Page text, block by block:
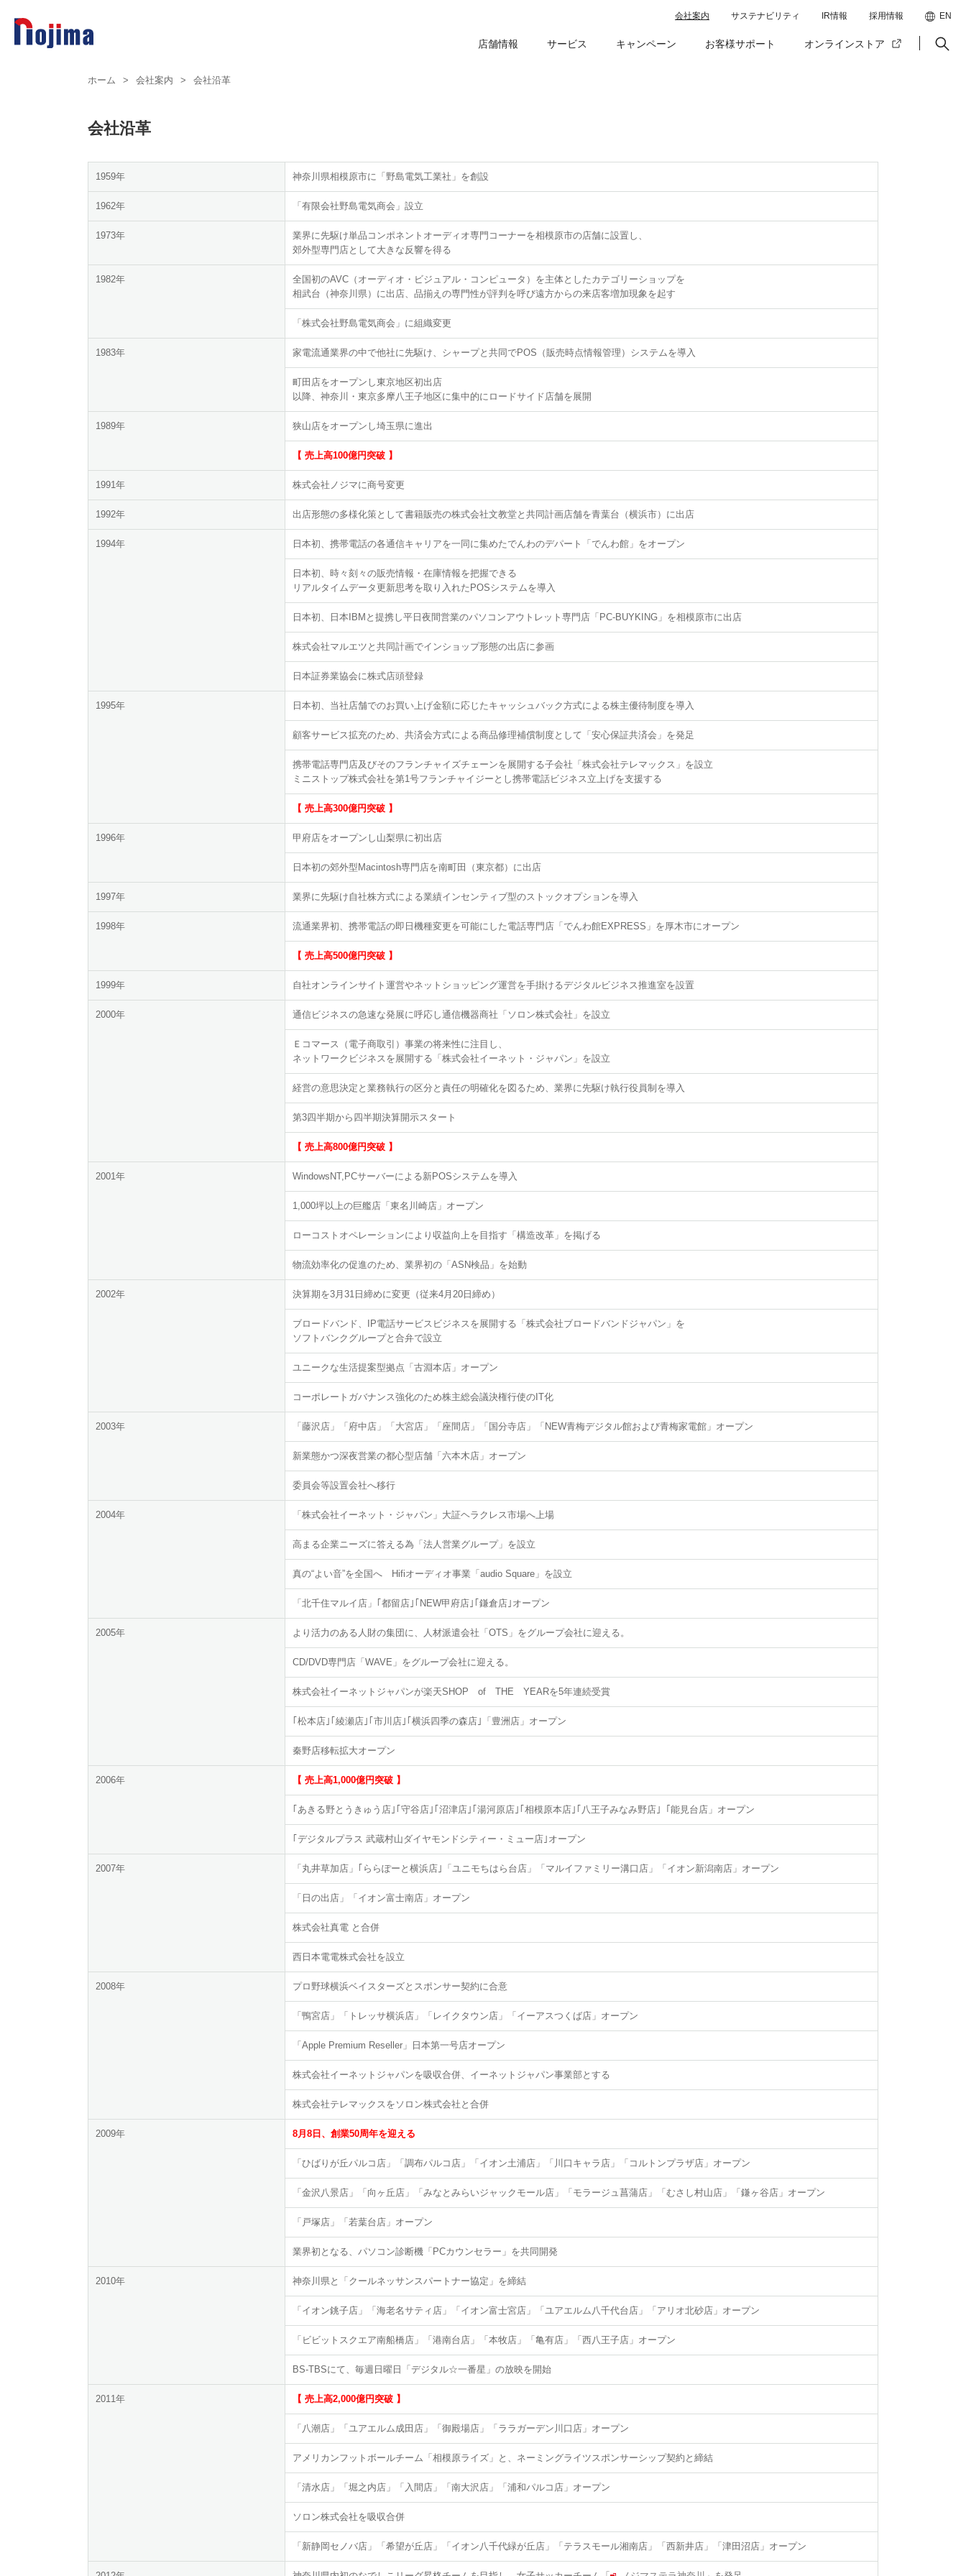
店舗情報 サービス キャンペーン お客様サポート オンラインストア
会社案内 サステナビリティ IR情報 採用情報 EN
ホーム > 会社案内 > 会社沿革
会社沿革
1959年 神奈川県相模原市に「野島電気工業社」を創設
1962年 「有限会社野島電気商会」設立
1973年
業界に先駆け単品コンポネントオーディオ専門コーナーを相模原市の店舗に設置し、
郊外型専門店として大きな反響を得る
1982年
全国初のAVC（オーディオ・ビジュアル・コンピュータ）を主体としたカテゴリーショップを
相武台（神奈川県）に出店、品揃えの専門性が評判を呼び遠方からの来店客増加現象を起す
「株式会社野島電気商会」に組織変更
1983年 家電流通業界の中で他社に先駆け、シャープと共同でPOS（販売時点情報管理）システムを導入
町田店をオープンし東京地区初出店
以降、神奈川・東京多摩八王子地区に集中的にロードサイド店舗を展開
1989年 狭山店をオープンし埼玉県に進出
【 売上高100億円突破 】
1991年 株式会社ノジマに商号変更
1992年 出店形態の多様化策として書籍販売の株式会社文教堂と共同計画店舗を青葉台（横浜市）に出店
1994年 日本初、携帯電話の各通信キャリアを一同に集めたでんわのデパート「でんわ館」をオープン
日本初、時々刻々の販売情報・在庫情報を把握できる
リアルタイムデータ更新思考を取り入れたPOSシステムを導入
日本初、日本IBMと提携し平日夜間営業のパソコンアウトレット専門店「PC-BUYKING」を相模原市に出店
株式会社マルエツと共同計画でインショップ形態の出店に参画
日本証券業協会に株式店頭登録
1995年 日本初、当社店舗でのお買い上げ金額に応じたキャッシュバック方式による株主優待制度を導入
顧客サービス拡充のため、共済会方式による商品修理補償制度として「安心保証共済会」を発足
携帯電話専門店及びそのフランチャイズチェーンを展開する子会社「株式会社テレマックス」を設立
ミニストップ株式会社を第1号フランチャイジーとし携帯電話ビジネス立上げを支援する
【 売上高300億円突破 】
1996年 甲府店をオープンし山梨県に初出店
日本初の郊外型Macintosh専門店を南町田（東京都）に出店
1997年 業界に先駆け自社株方式による業績インセンティブ型のストックオプションを導入
1998年 流通業界初、携帯電話の即日機種変更を可能にした電話専門店「でんわ館EXPRESS」を厚木市にオープン
【 売上高500億円突破 】
1999年 自社オンラインサイト運営やネットショッピング運営を手掛けるデジタルビジネス推進室を設置
2000年 通信ビジネスの急速な発展に呼応し通信機器商社「ソロン株式会社」を設立
Ｅコマース（電子商取引）事業の将来性に注目し、
ネットワークビジネスを展開する「株式会社イーネット・ジャパン」を設立
経営の意思決定と業務執行の区分と責任の明確化を図るため、業界に先駆け執行役員制を導入
第3四半期から四半期決算開示スタート
【 売上高800億円突破 】
2001年 WindowsNT,PCサーバーによる新POSシステムを導入
1,000坪以上の巨艦店「東名川崎店」オープン
ローコストオペレーションにより収益向上を目指す「構造改革」を掲げる
物流効率化の促進のため、業界初の「ASN検品」を始動
2002年 決算期を3月31日締めに変更（従来4月20日締め）
ブロードバンド、IP電話サービスビジネスを展開する「株式会社ブロードバンドジャパン」を
ソフトバンクグループと合弁で設立
ユニークな生活提案型拠点「古淵本店」オープン
コーポレートガバナンス強化のため株主総会議決権行使のIT化
2003年 「藤沢店」「府中店」「大宮店」「座間店」「国分寺店」「NEW青梅デジタル館および青梅家電館」オープン
新業態かつ深夜営業の都心型店舗「六本木店」オープン
委員会等設置会社へ移行
2004年 「株式会社イーネット・ジャパン」大証ヘラクレス市場へ上場
高まる企業ニーズに答える為「法人営業グループ」を設立
真の“よい音”を全国へ Hifiオーディオ事業「audio Square」を設立
「北千住マルイ店」｢都留店｣｢NEW甲府店｣｢鎌倉店｣オープン
2005年 より活力のある人財の集団に、人材派遣会社「OTS」をグループ会社に迎える。
CD/DVD専門店「WAVE」をグループ会社に迎える。
株式会社イーネットジャパンが楽天SHOP of THE YEARを5年連続受賞
｢松本店｣｢綾瀬店｣｢市川店｣｢横浜四季の森店｣「豊洲店」オープン
秦野店移転拡大オープン
2006年 【 売上高1,000億円突破 】
｢あきる野とうきゅう店｣｢守谷店｣｢沼津店｣｢湯河原店｣｢相模原本店｣｢八王子みなみ野店｣「能見台店」オープン
｢デジタルプラス 武蔵村山ダイヤモンドシティー・ミュー店｣オープン
2007年 「丸井草加店」｢ららぽーと横浜店｣「ユニモちはら台店」「マルイファミリー溝口店」「イオン新潟南店」オープン
「日の出店」「イオン富士南店」オープン
株式会社真電 と合併
西日本電電株式会社を設立
2008年 プロ野球横浜ベイスターズとスポンサー契約に合意
「鴨宮店」「トレッサ横浜店」「レイクタウン店」「イーアスつくば店」オープン
「Apple Premium Reseller」日本第一号店オープン
株式会社イーネットジャパンを吸収合併、イーネットジャパン事業部とする
株式会社テレマックスをソロン株式会社と合併
2009年 8月8日、創業50周年を迎える
「ひばりが丘パルコ店」「調布パルコ店」「イオン土浦店」「川口キャラ店」「コルトンプラザ店」オープン
「金沢八景店」「向ヶ丘店」「みなとみらいジャックモール店」「モラージュ菖蒲店」「むさし村山店」「鎌ヶ谷店」オープン
「戸塚店」「若葉台店」オープン
業界初となる、パソコン診断機「PCカウンセラー」を共同開発
2010年 神奈川県と「クールネッサンスパートナー協定」を締結
「イオン銚子店」「海老名サティ店」「イオン富士宮店」「ユアエルム八千代台店」「アリオ北砂店」オープン
「ビビットスクエア南船橋店」「港南台店」「本牧店」「亀有店」「西八王子店」オープン
BS-TBSにて、毎週日曜日「デジタル☆一番星」の放映を開始
2011年 【 売上高2,000億円突破 】
「八潮店」「ユアエルム成田店」「御殿場店」「ララガーデン川口店」オープン
アメリカンフットボールチーム「相模原ライズ」と、ネーミングライツスポンサーシップ契約と締結
「清水店」「堀之内店」「入間店」「南大沢店」「浦和パルコ店」オープン
ソロン株式会社を吸収合併
「新静岡セノバ店」「希望が丘店」「イオン八千代緑が丘店」「テラスモール湘南店」「西新井店」「津田沼店」オープン